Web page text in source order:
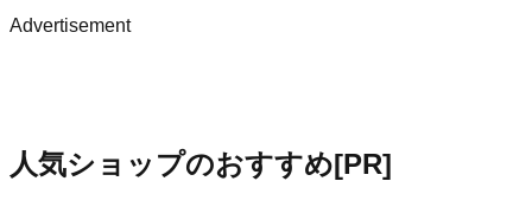
Advertisement
人気ショップのおすすめ[PR]